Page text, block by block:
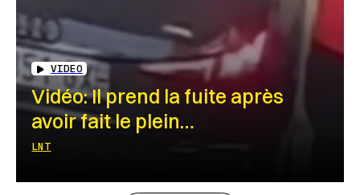
VIDEO
Vidéo: Il prend la fuite après
avoir fait le plein…
LNT